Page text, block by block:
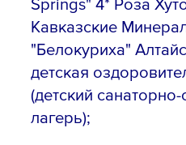
Кавказские
"Белокуриха"
детская
(детский
лагерь);